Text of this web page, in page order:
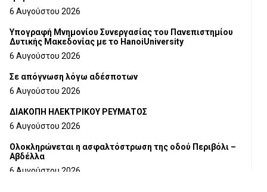
6 Αυγούστου 2026
Υπογραφή Μνημονίου Συνεργασίας του Πανεπιστημίου
Δυτικής Μακεδονίας με το HanoiUniversity
6 Αυγούστου 2026
Σε απόγνωση λόγω αδέσποτων
6 Αυγούστου 2026
ΔΙΑΚΟΠΗ ΗΛΕΚΤΡΙΚΟΥ ΡΕΥΜΑΤΟΣ
6 Αυγούστου 2026
Ολοκληρώνεται η ασφαλτόστρωση της οδού Περιβόλι –
Αβδέλλα
6 Αυγούστου 2026